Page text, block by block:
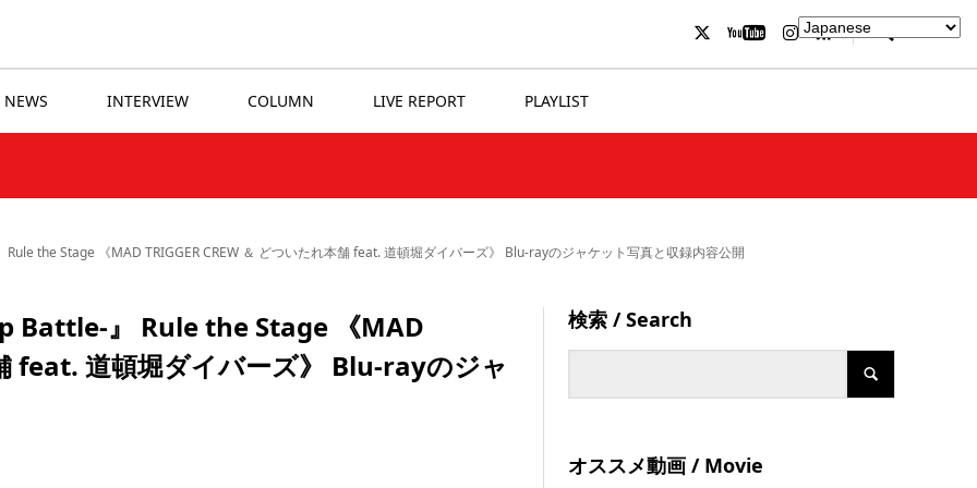
NEWS INTERVIEW COLUMN LIVE REPORT PLAYLIST
the Stage 《MAD TRIGGER CREW ＆ どついたれ本舗 feat. 道頓堀ダイバーズ》 Blu-rayのジャケット写真と収録内容公開
Battle-』 Rule the Stage 《MAD
feat. 道頓堀ダイバーズ》 Blu-rayのジャ
検索 / Search
オススメ動画 / Movie